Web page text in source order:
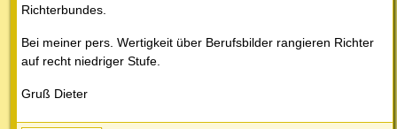
Richterbundes.
Bei meiner pers. Wertigkeit über Berufsbilder rangieren Richter
auf recht niedriger Stufe.
Gruß Dieter